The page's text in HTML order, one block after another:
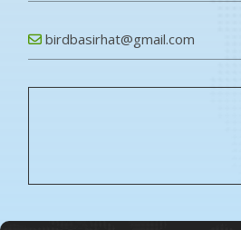
birdbasirhat@gmail.com